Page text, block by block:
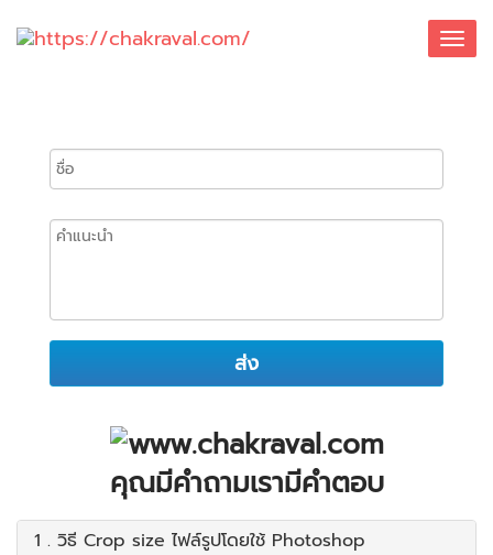
ชื่อ
คำ
คุณมีคำถามเรามีคำตอบ
1 . วิธี Crop size ไฟล์รูปโดยใช้ Photoshop